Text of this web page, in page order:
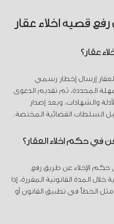
قضية اخلاء عقار
عقار؟
إرسال إخطار رسمي
المحددة، ثم تقديم الدعوى
والشهادات، وبعد إصدار
السلطات القضائية المختصة.
حكم إخلاء العقار؟
الإخلاء عن طريق رفع
المدة القانونية المقررة، إذا
الخطأ في تطبيق القانون أو